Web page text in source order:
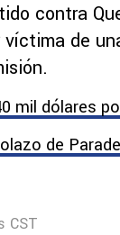
contra
de
mil dólares
de
CST